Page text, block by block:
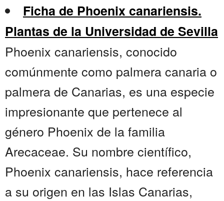
Ficha de Phoenix canariensis.
Plantas de la Universidad de Sevilla
Phoenix canariensis, conocido
comúnmente como palmera canaria o
palmera de Canarias, es una especie
impresionante que pertenece al
género Phoenix de la familia
Arecaceae. Su nombre científico,
Phoenix canariensis, hace referencia
a su origen en las Islas Canarias,